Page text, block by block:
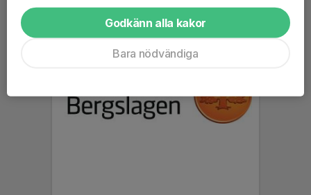
Godkänn alla kakor
Bara nödvändiga